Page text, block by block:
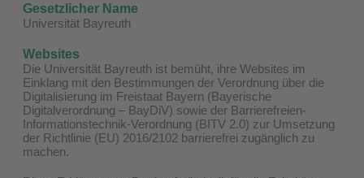
Gesetzlicher Name
Universität Bayreuth
Websites
Die Universität Bayreuth ist bemüht, ihre Websites im
Einklang mit den Bestimmungen der Verordnung über die
Digitalisierung im Freistaat Bayern (Bayerische
Digitalverordnung – BayDiV) sowie der Barrierefreien-
Informationstechnik-Verordnung (BITV 2.0) zur Umsetzung
der Richtlinie (EU) 2016/2102 barrierefrei zugänglich zu
machen.